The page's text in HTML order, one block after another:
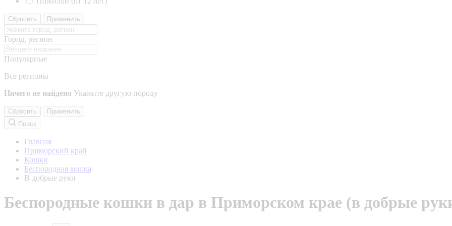
Сбросить Применить
Город, регион
Популярные
Все регионы
Ничего не найдено Укажите другую породу
Сбросить
Применить
Поиск
Главная
Приморский край
Кошки
Беспородная кошка
В добрые руки
Беспородные кошки в дар в Приморском крае (в добрые